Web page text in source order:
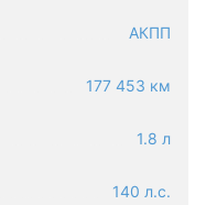
АКПП
177 453 км
1.8 л
140 л.с.